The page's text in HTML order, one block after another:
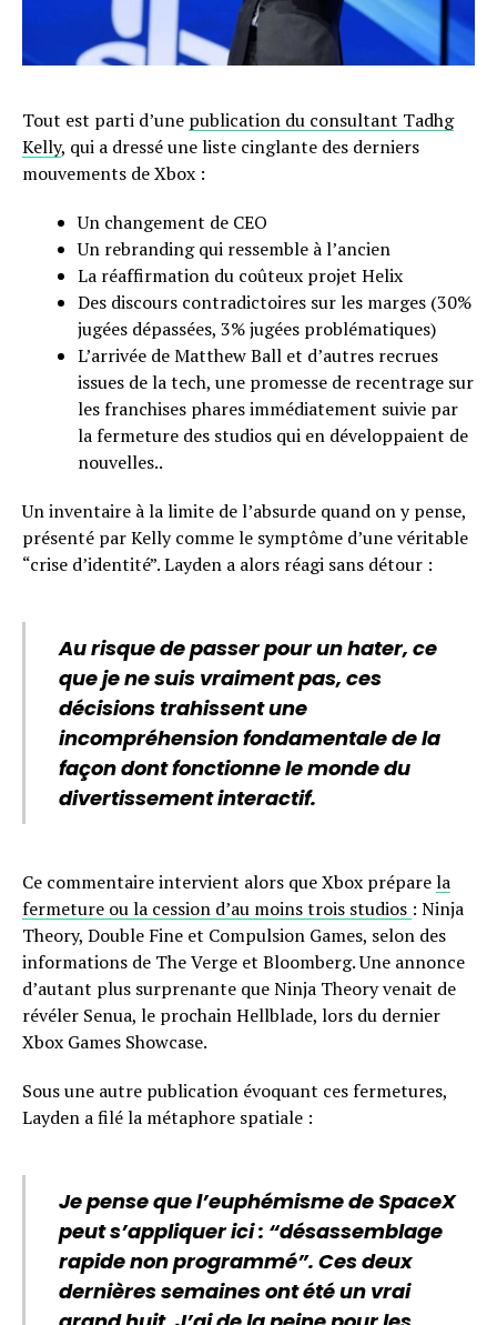
Tout est parti d’une publication du consultant Tadhg
Kelly, qui a dressé une liste cinglante des derniers
mouvements de Xbox :
Un changement de CEO
Un rebranding qui ressemble à l’ancien
La réaffirmation du coûteux projet Helix
Des discours contradictoires sur les marges (30%
jugées dépassées, 3% jugées problématiques)
L’arrivée de Matthew Ball et d’autres recrues
issues de la tech, une promesse de recentrage sur
les franchises phares immédiatement suivie par
la fermeture des studios qui en développaient de
nouvelles..
Un inventaire à la limite de l’absurde quand on y pense,
présenté par Kelly comme le symptôme d’une véritable
“crise d’identité”. Layden a alors réagi sans détour :
Au risque de passer pour un hater, ce
que je ne suis vraiment pas, ces
décisions trahissent une
incompréhension fondamentale de la
façon dont fonctionne le monde du
divertissement interactif.
Ce commentaire intervient alors que Xbox préparela
fermeture ou la cession d’au moins trois studios : Ninja
Theory, Double Fine et Compulsion Games, selon des
informations de The Verge et Bloomberg. Une annonce
d’autant plus surprenante que Ninja Theory venait de
révéler Senua, le prochain Hellblade, lors du dernier
Xbox Games Showcase.
Sous une autre publication évoquant ces fermetures,
Layden a filé la métaphore spatiale :
Je pense que l’euphémisme de SpaceX
peut s’appliquer ici : “désassemblage
rapide non programmé”. Ces deux
dernières semaines ont été un vrai